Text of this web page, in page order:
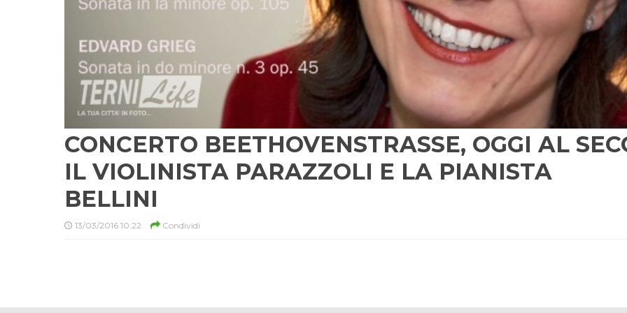
CONCERTO BEETHOVENSTRASSE, OGGI AL
IL VIOLINISTA PARAZZOLI E LA PIANISTA
BELLINI
13/03/2016 10:22 Condividi